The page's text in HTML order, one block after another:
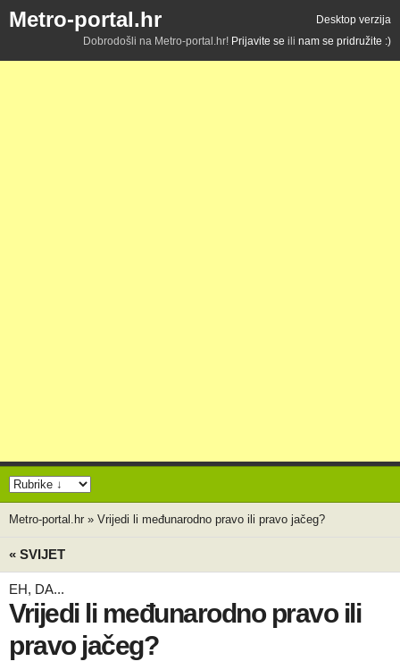
Metro-portal.hr
Desktop verzija
Dobrodošli na Metro-portal.hr! Prijavite se ili nam se pridružite :)
Metro-portal.hr » Vrijedi li međunarodno pravo ili pravo jačeg?
« SVIJET
EH, DA...
Vrijedi li međunarodno pravo ili
pravo jačeg?